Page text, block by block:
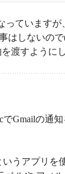
っています
はしないの
渡すように
でGmailの通
いうアプリを